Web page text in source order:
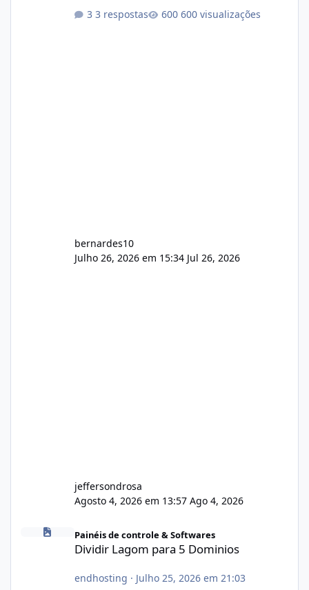
com cerca de 80% concluído e conta com
3 respostas 600 visualizações
bernardes10
Julho 26, 2026 em 15:34 Jul 26, 2026
jeffersondrosa
Agosto 4, 2026 em 13:57 Ago 4, 2026
Dividir Lagom para 5 Dominios
Painéis de controle & Softwares
Dividir Lagom para 5 Dominios
endhosting · Julho 25, 2026 em 21:03